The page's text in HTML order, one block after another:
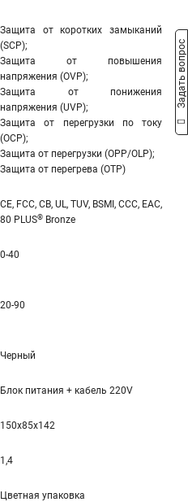
Защита от коротких замыканий
(SCP);
Защита от повышения
напряжения (OVP);
Защита от понижения
напряжения (UVP);
Защита от перегрузки по току
(OCP);
Защита от перегрузки (OPP/OLP);
Защита от перегрева (OTP)
CE, FCC, CB, UL, TUV, BSMI, CCC, EAC,
80 PLUS® Bronze
0-40
20-90
Черный
Блок питания + кабель 220V
150x85x142
1,4
Цветная упаковка
Задать вопрос